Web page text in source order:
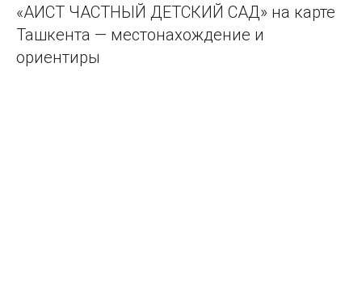
«АИСТ ЧАСТНЫЙ ДЕТСКИЙ САД» на карте
Ташкента — местонахождение и
ориентиры